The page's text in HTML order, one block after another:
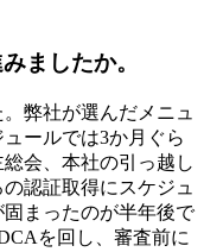
ましたか。
弊社が選んだメニュ
ールでは3か月ぐら
会、本社の引っ越し
認証取得にスケジュ
まったのが半年後で
を回し、審査前に